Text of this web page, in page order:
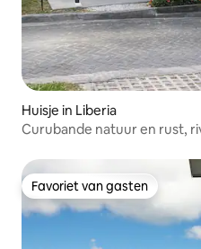
Huisje in Liberia
Curubande natuur en rust,
Favoriet van gasten
Favoriet van gasten